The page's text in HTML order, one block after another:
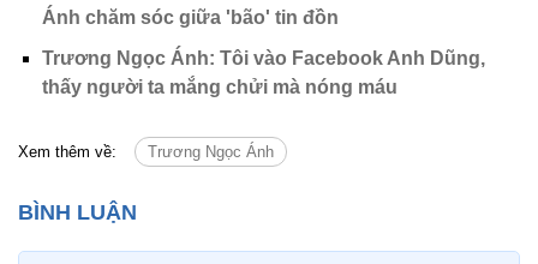
Ánh chăm sóc giữa 'bão' tin đồn
Trương Ngọc Ánh: Tôi vào Facebook Anh Dũng,
thấy người ta mắng chửi mà nóng máu
Xem thêm về: Trương Ngọc Ánh